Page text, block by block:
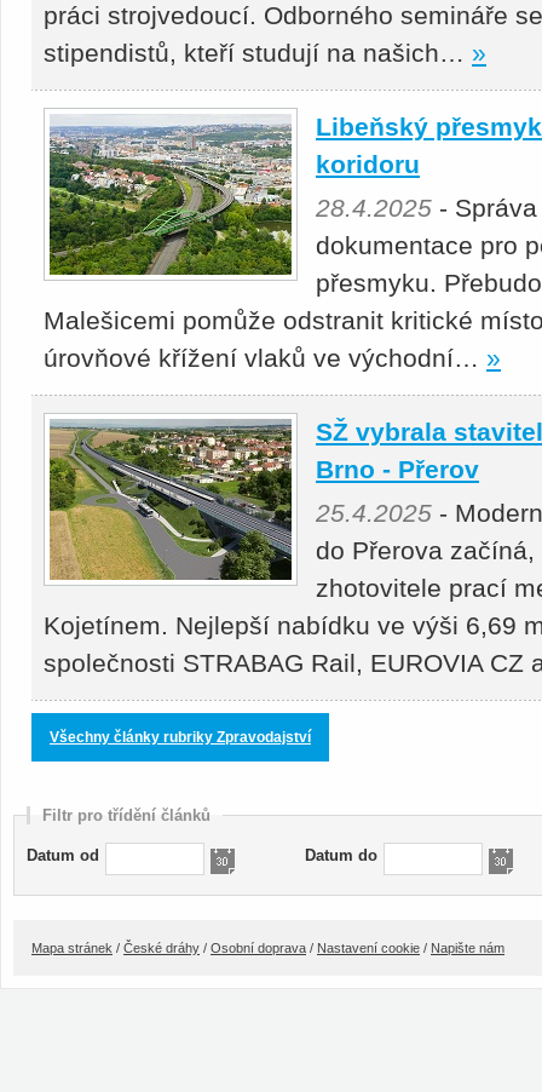
práci strojvedoucí. Odborného semináře
stipendistů, kteří studují na našich… »
Libeňský
koridoru
28.4.2025 -
dokumentace pro
přesmyku.
Malešicemi pomůže odstranit kritické
úrovňové křížení vlaků ve východní… »
SŽ vybrala
Brno - Přerov
25.4.2025 -
do Přerova
zhotovitele prací
Kojetínem. Nejlepší nabídku ve výši 6,69
společnosti STRABAG Rail, EUROVIA
Všechny články rubriky Zpravodajství
Filtr pro třídění článků
Datum od Datum do
Mapa stránek / České dráhy / Osobní doprava / Nastavení cookie / Napište nám